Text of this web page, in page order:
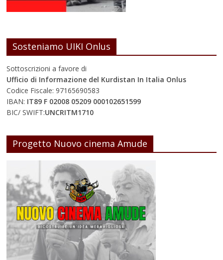
Sosteniamo UIKI Onlus
Sottoscrizioni a favore di
Ufficio di Informazione del Kurdistan In Italia Onlus
Codice Fiscale: 97165690583
IBAN: IT89 F 02008 05209 000102651599
BIC/ SWIFT:UNCRITM1710
Progetto Nuovo cinema Amude